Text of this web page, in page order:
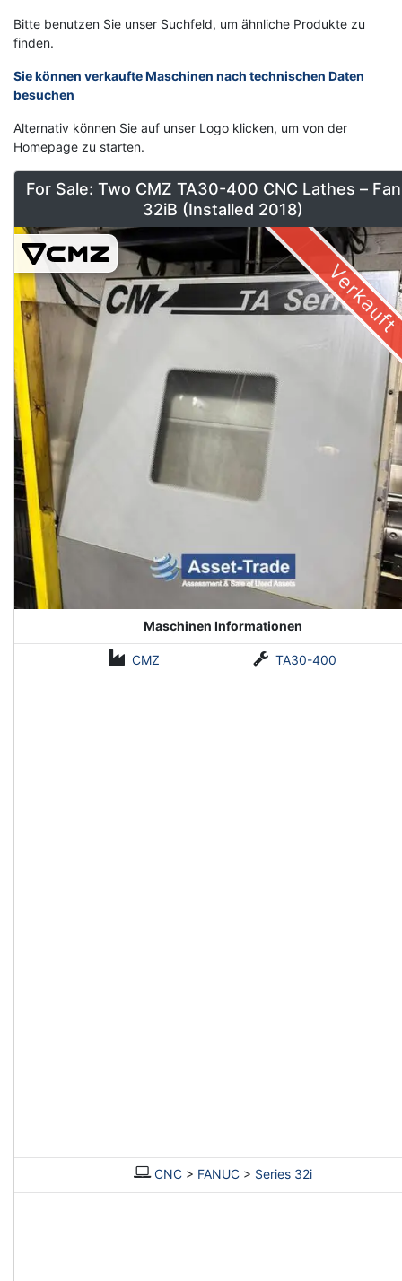
Bitte benutzen Sie unser Suchfeld, um ähnliche Produkte zu
finden.
Sie können verkaufte Maschinen nach technischen Daten
besuchen
Alternativ können Sie auf unser Logo klicken, um von der
Homepage zu starten.
For Sale: Two CMZ TA30-400 CNC Lathes –
32iB (Installed 2018)
Verkauft
Maschinen Informationen
CMZ TA30-400
CNC> FANUC> Series 32i